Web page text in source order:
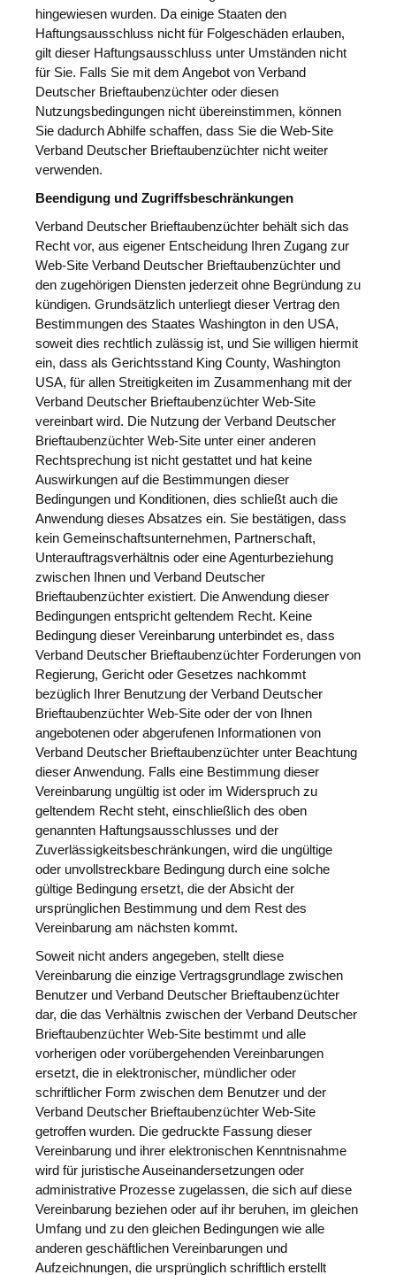
hingewiesen wurden. Da einige Staaten den
Haftungsausschluss nicht für Folgeschäden erlauben,
gilt dieser Haftungsausschluss unter Umständen nicht
für Sie. Falls Sie mit dem Angebot von Verband
Deutscher Brieftaubenzüchter oder diesen
Nutzungsbedingungen nicht übereinstimmen, können
Sie dadurch Abhilfe schaffen, dass Sie die Web-Site
Verband Deutscher Brieftaubenzüchter nicht weiter
verwenden.
Beendigung und Zugriffsbeschränkungen
Verband Deutscher Brieftaubenzüchter behält sich das
Recht vor, aus eigener Entscheidung Ihren Zugang zur
Web-Site Verband Deutscher Brieftaubenzüchter und
den zugehörigen Diensten jederzeit ohne Begründung zu
kündigen. Grundsätzlich unterliegt dieser Vertrag den
Bestimmungen des Staates Washington in den USA,
soweit dies rechtlich zulässig ist, und Sie willigen hiermit
ein, dass als Gerichtsstand King County, Washington
USA, für allen Streitigkeiten im Zusammenhang mit der
Verband Deutscher Brieftaubenzüchter Web-Site
vereinbart wird. Die Nutzung der Verband Deutscher
Brieftaubenzüchter Web-Site unter einer anderen
Rechtsprechung ist nicht gestattet und hat keine
Auswirkungen auf die Bestimmungen dieser
Bedingungen und Konditionen, dies schließt auch die
Anwendung dieses Absatzes ein. Sie bestätigen, dass
kein Gemeinschaftsunternehmen, Partnerschaft,
Unterauftragsverhältnis oder eine Agenturbeziehung
zwischen Ihnen und Verband Deutscher
Brieftaubenzüchter existiert. Die Anwendung dieser
Bedingungen entspricht geltendem Recht. Keine
Bedingung dieser Vereinbarung unterbindet es, dass
Verband Deutscher Brieftaubenzüchter Forderungen von
Regierung, Gericht oder Gesetzes nachkommt
bezüglich Ihrer Benutzung der Verband Deutscher
Brieftaubenzüchter Web-Site oder der von Ihnen
angebotenen oder abgerufenen Informationen von
Verband Deutscher Brieftaubenzüchter unter Beachtung
dieser Anwendung. Falls eine Bestimmung dieser
Vereinbarung ungültig ist oder im Widerspruch zu
geltendem Recht steht, einschließlich des oben
genannten Haftungsausschlusses und der
Zuverlässigkeitsbeschränkungen, wird die ungültige
oder unvollstreckbare Bedingung durch eine solche
gültige Bedingung ersetzt, die der Absicht der
ursprünglichen Bestimmung und dem Rest des
Vereinbarung am nächsten kommt.
Soweit nicht anders angegeben, stellt diese
Vereinbarung die einzige Vertragsgrundlage zwischen
Benutzer und Verband Deutscher Brieftaubenzüchter
dar, die das Verhältnis zwischen der Verband Deutscher
Brieftaubenzüchter Web-Site bestimmt und alle
vorherigen oder vorübergehenden Vereinbarungen
ersetzt, die in elektronischer, mündlicher oder
schriftlicher Form zwischen dem Benutzer und der
Verband Deutscher Brieftaubenzüchter Web-Site
getroffen wurden. Die gedruckte Fassung dieser
Vereinbarung und ihrer elektronischen Kenntnisnahme
wird für juristische Auseinandersetzungen oder
administrative Prozesse zugelassen, die sich auf diese
Vereinbarung beziehen oder auf ihr beruhen, im gleichen
Umfang und zu den gleichen Bedingungen wie alle
anderen geschäftlichen Vereinbarungen und
Aufzeichnungen, die ursprünglich schriftlich erstellt